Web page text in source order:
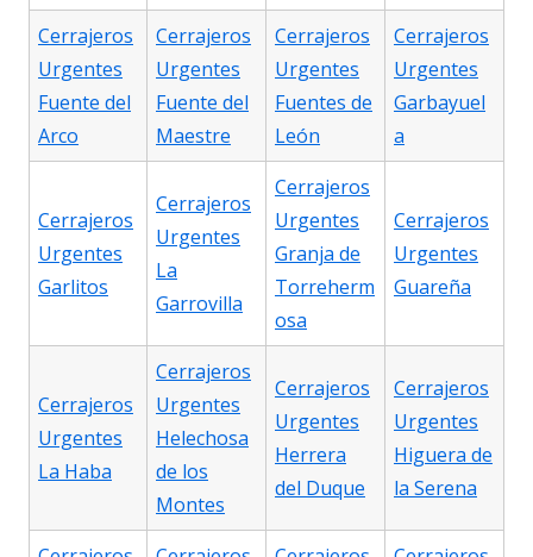
Cerrajeros
Urgentes
Fuente del
Arco
Cerrajeros
Urgentes
Fuente del
Maestre
Cerrajeros
Urgentes
Fuentes de
León
Cerrajeros
Urgentes
Garbayuel
a
Cerrajeros
Urgentes
Garlitos
Cerrajeros
Urgentes
La
Garrovilla
Cerrajeros
Urgentes
Granja de
Torreherm
osa
Cerrajeros
Urgentes
Guareña
Cerrajeros
Urgentes
La Haba
Cerrajeros
Urgentes
Helechosa
de los
Montes
Cerrajeros
Urgentes
Herrera
del Duque
Cerrajeros
Urgentes
Higuera de
la Serena